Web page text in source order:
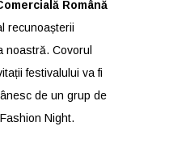
Română
recunoașterii
noastră. Covorul
festivalului va fi
de un grup de
Night.